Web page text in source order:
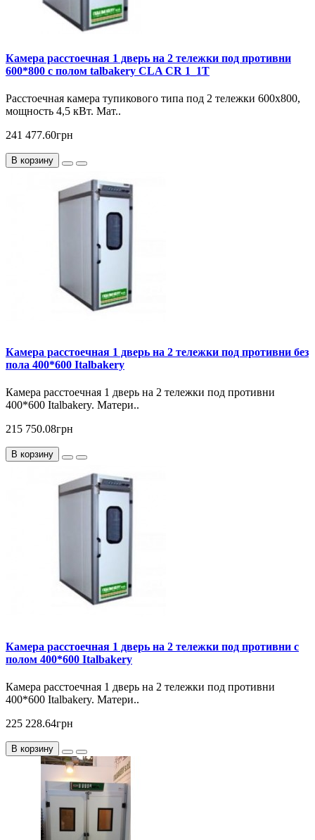
Камера расстоечная 1 дверь на 2 тележки под противни
600*800 с полом talbakery CLA CR 1_1T
Расcтоечная камера тупикового типа под 2 тележки 600х800,
мощность 4,5 кВт. Мат..
241 477.60грн
В корзину
Камера расстоечная 1 дверь на 2 тележки под противни без
пола 400*600 Italbakery
Камера расстоечная 1 дверь на 2 тележки под противни
400*600 Italbakery. Матери..
215 750.08грн
В корзину
Камера расстоечная 1 дверь на 2 тележки под противни с
полом 400*600 Italbakery
Камера расстоечная 1 дверь на 2 тележки под противни
400*600 Italbakery. Матери..
225 228.64грн
В корзину